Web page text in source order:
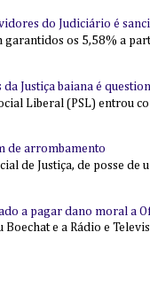
do Judiciário é
os 5,58% a
Justiça baiana é
Liberal (PSL) entrou
de arrombamento
de Justiça, de posse de
a pagar dano moral a
Boechat e a Rádio e